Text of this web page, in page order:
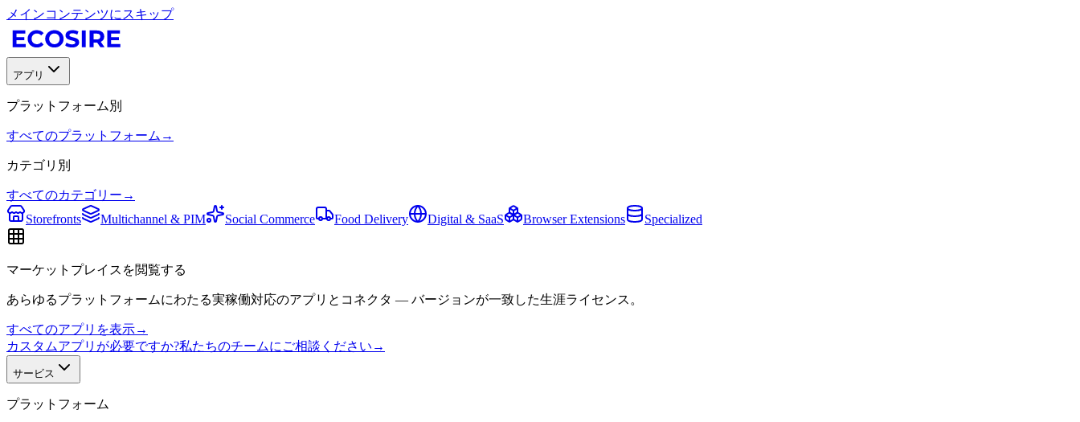
メインコンテンツにスキップ
アプリ
プラットフォーム別
すべてのプラットフォーム →
カテゴリ別
すべてのカテゴリー →
Storefronts
Multichannel & PIM Social Commerce Food Delivery Digital & SaaS Browser Extensions Specialized
マーケットプレイスを閲覧する
あらゆるプラットフォームにわたる実稼働対応のアプリとコネクタ — バージョンが一致した生涯ライセンス。
すべてのアプリを表示→
カスタムアプリが必要ですか?私たちのチームにご相談ください →
サービス
プラットフォーム